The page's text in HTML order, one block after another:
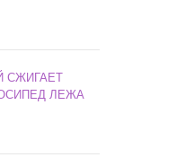
СЖИГАЕТ
ЛЕЖА